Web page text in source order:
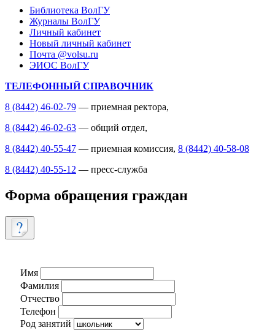
Библиотека ВолГУ
Журналы ВолГУ
Личный кабинет
Новый личный кабинет
Почта @volsu.ru
ЭИОС ВолГУ
ТЕЛЕФОННЫЙ СПРАВОЧНИК
8 (8442) 46-02-79 — приемная ректора,
8 (8442) 46-02-63 — общий отдел,
8 (8442) 40-55-47 — приемная комиссия, 8 (8442) 40-58-08
8 (8442) 40-55-12 — пресс-служба
Форма обращения граждан
Имя
Фамилия
Отчество
Телефон
Род занятий